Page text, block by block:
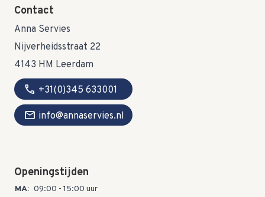
Contact
Anna Servies
Nijverheidsstraat 22
4143 HM Leerdam
call +31(0)345 633001
mail info@annaservies.nl
Openingstijden
MA: 09:00 - 15:00 uur